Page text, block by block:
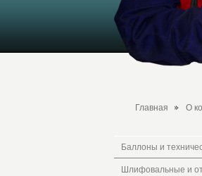
Главная О
Баллоны и
Шлифовальные и